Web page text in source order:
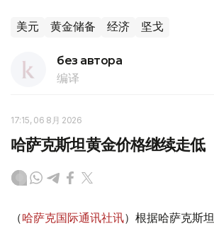
美元 黄金储备 经济 坚戈
без автора
编译
17:15, 06 8月 2026
哈萨克斯坦黄金价格继续走低
（哈萨克国际通讯社讯）根据哈萨克斯